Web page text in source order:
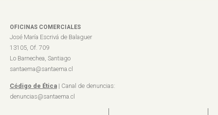
OFICINAS COMERCIALES
José María Escrivá de Balaguer
13105, Of. 709
Lo Barnechea, Santiago
santaema@santaema.cl
Código de Ética | Canal de denuncias:
denuncias@santaema.cl